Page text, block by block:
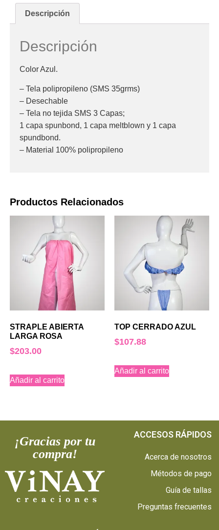
Productos Relacionados
STRAPLE ABIERTA
LARGA ROSA
$203.00
Añadir al carrito
TOP CERRADO AZUL
$107.88
Añadir al carrito
Descripción
Descripción
Color Azul.
– Tela polipropileno (SMS 35grms)
– Desechable
– Tela no tejida SMS 3 Capas;
1 capa spunbond, 1 capa meltblown y 1 capa
spundbond.
– Material 100% polipropileno
¡Gracias por tu
compra!
ACCESOS RÁPIDOS
Acerca de nosotros
Métodos de pago
Guía de tallas
Preguntas frecuentes